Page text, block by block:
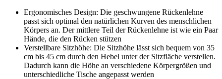
Ergonomisches Design: Die geschwungene Rückenlehne
passt sich optimal den natürlichen Kurven des menschlichen
Körpers an. Der mittlere Teil der Rückenlehne ist wie ein Paar
Hände, die den Rücken stützen
Verstellbare Sitzhöhe: Die Sitzhöhe lässt sich bequem von 35
cm bis 45 cm durch den Hebel unter der Sitzfläche verstellen.
Dadurch kann die Höhe an verschiedene Körpergrößen und
unterschiedliche Tische angepasst werden